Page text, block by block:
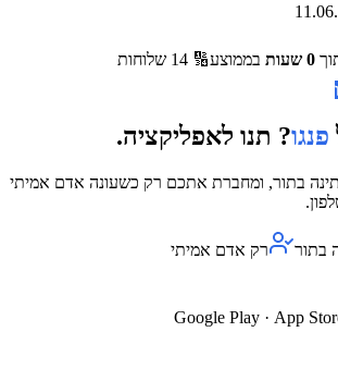
0 שעות בממוצע🔢
14 שלוחות
פנגו? תנו לאפליקציה.
בתור, ומחברת אתכם רק כשעונה אדם אמיתי
בתור
רק אדם אמיתי
App
·
Google Play